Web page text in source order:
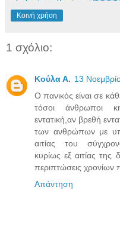
Κοινή χρήση
1 σχόλιο:
Κούλα Α. 13
Ο πανικός είναι σε
τόσοι άνθρωποι
εντατική,αν βρεθή
των ανθρώπων με
αιτίας του
κυρίως εξ αιτίας
περιπτώσεις
Απάντηση